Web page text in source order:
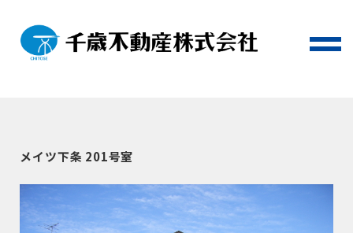
メイツ下条 201号室